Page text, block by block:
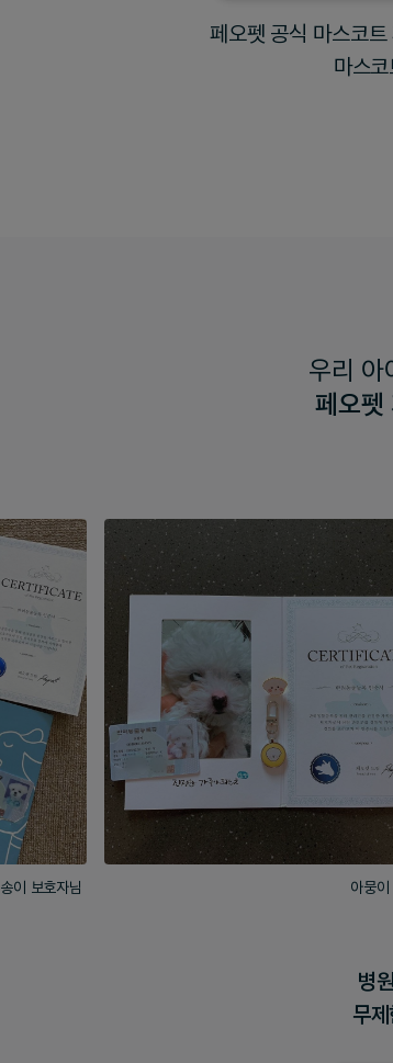
우
퍼스
우리 아
페오펫
송이 보호자님 아뭉이
병
무